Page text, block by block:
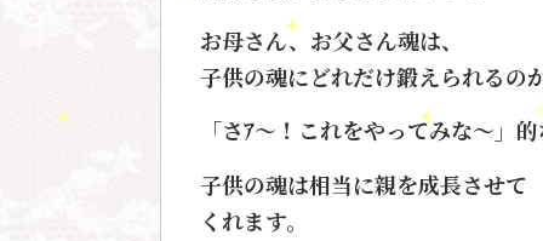
お母さん、お父さん魂は、
子供の魂にどれだけ鍛えられるの
「さｱ〜！これをやってみな〜」
子供の魂は相当に親を成長させて
くれます。